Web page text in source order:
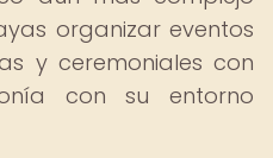
organizar eventos
y ceremoniales con
con su entorno